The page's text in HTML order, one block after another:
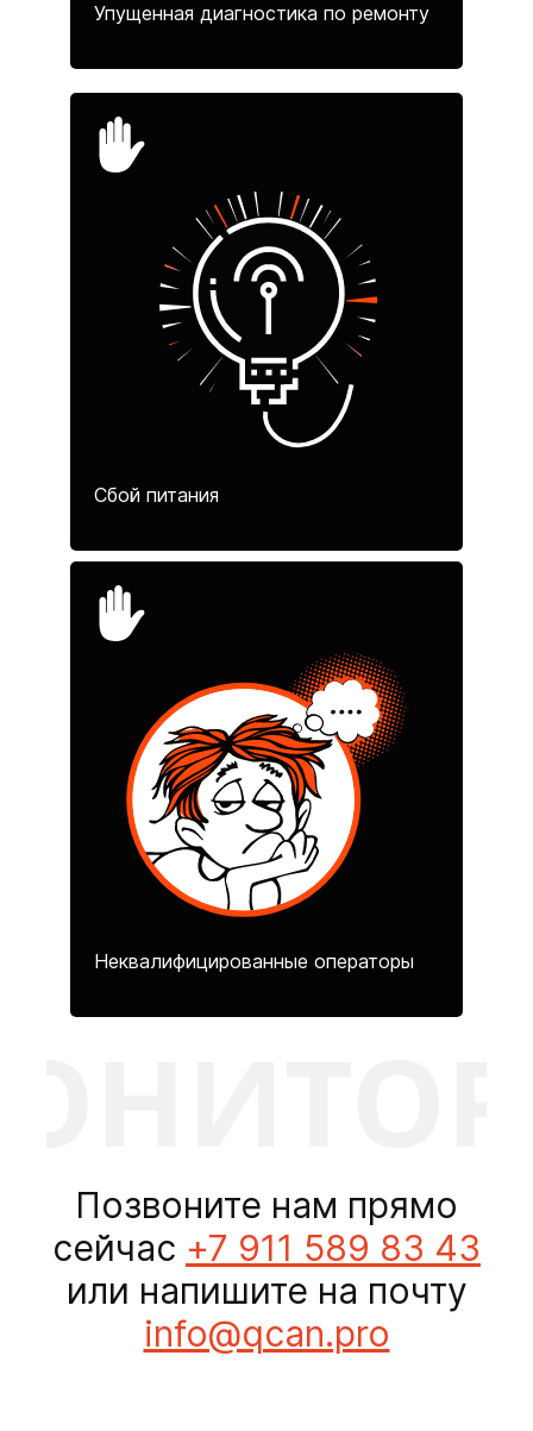
Упущенная диагностика по ремонту
Сбой питания
Неквалифицированные операторы
Позвоните нам прямо
сейчас +7 911 589 83 43
или напишите на почту
info@qcan.pro